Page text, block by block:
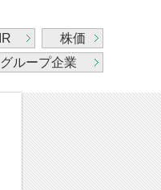
IR
株価
グループ企業